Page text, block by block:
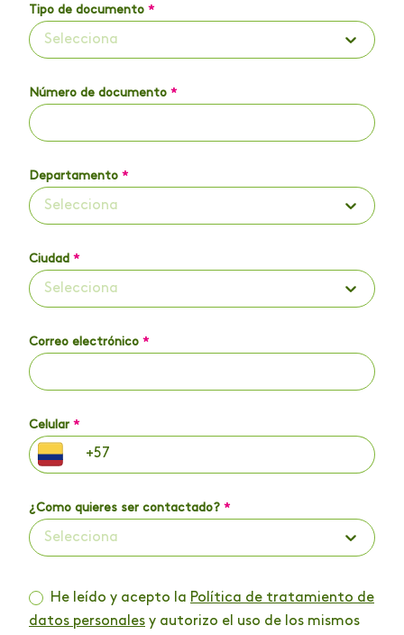
Tipo de documento *
Selecciona
Número de documento *
Departamento *
Selecciona
Ciudad *
Selecciona
Correo electrónico *
Celular *
¿Como quieres ser contactado? *
Selecciona
He leído y acepto la Política de tratamiento de
datos personales y autorizo el uso de los mismos